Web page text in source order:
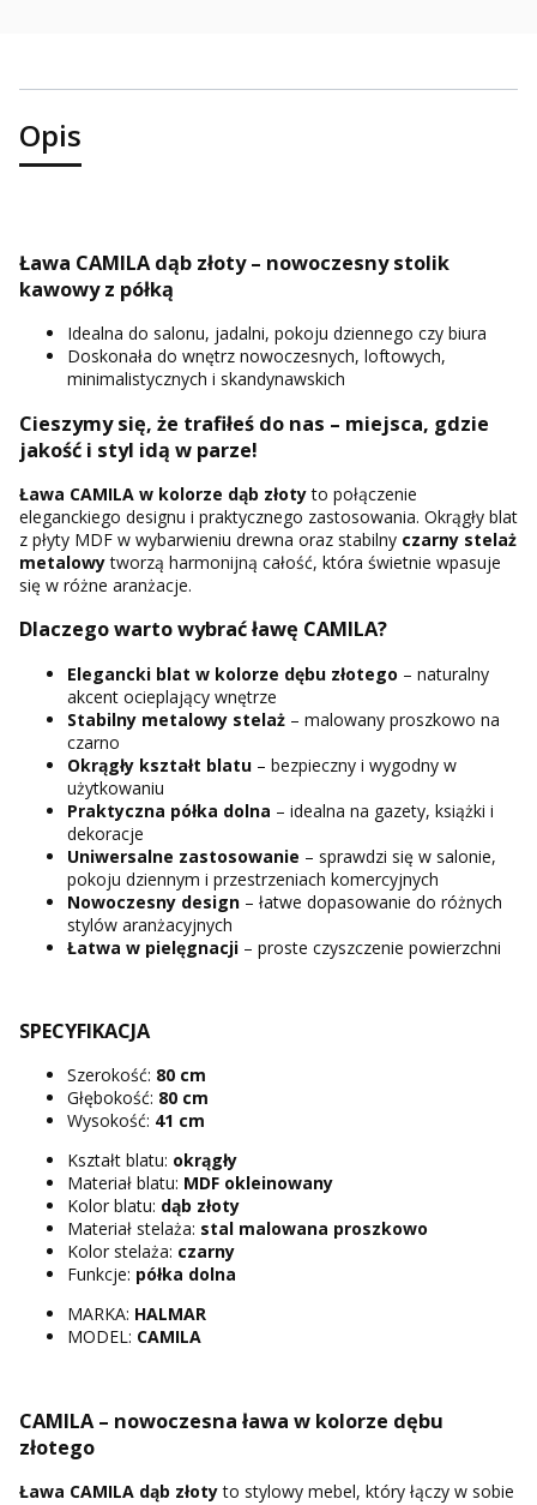
Opis
Ława CAMILA dąb złoty – nowoczesny stolik
kawowy z półką
Idealna do salonu, jadalni, pokoju dziennego czy biura
Doskonała do wnętrz nowoczesnych, loftowych,
minimalistycznych i skandynawskich
Cieszymy się, że trafiłeś do nas – miejsca, gdzie
jakość i styl idą w parze!
Ława CAMILA w kolorze dąb złotyto połączenie
eleganckiego designu i praktycznego zastosowania. Okrągły blat
z płyty MDF w wybarwieniu drewna oraz stabilny czarny stelaż
metalowytworzą harmonijną całość, która świetnie wpasuje
się w różne aranżacje.
Dlaczego warto wybrać ławę CAMILA?
Elegancki blat w kolorze dębu złotego – naturalny
akcent ocieplający wnętrze
Stabilny metalowy stelaż – malowany proszkowo na
czarno
Okrągły kształt blatu – bezpieczny i wygodny w
użytkowaniu
Praktyczna półka dolna – idealna na gazety, książki i
dekoracje
Uniwersalne zastosowanie – sprawdzi się w salonie,
pokoju dziennym i przestrzeniach komercyjnych
Nowoczesny design – łatwe dopasowanie do różnych
stylów aranżacyjnych
Łatwa w pielęgnacji – proste czyszczenie powierzchni
SPECYFIKACJA
Szerokość: 80 cm
Głębokość: 80 cm
Wysokość: 41 cm
Kształt blatu: okrągły
Materiał blatu: MDF okleinowany
Kolor blatu: dąb złoty
Materiał stelaża: stal malowana proszkowo
Kolor stelaża: czarny
Funkcje: półka dolna
MARKA: HALMAR
MODEL: CAMILA
CAMILA – nowoczesna ława w kolorze dębu
złotego
Ława CAMILA dąb złotyto stylowy mebel, który łączy w sobie